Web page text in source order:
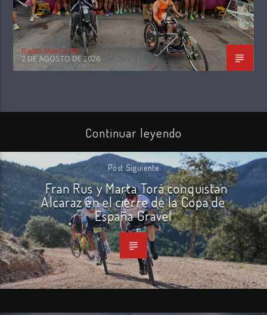
Radio Marca AB
2 DE AGOSTO DE 2026
Continuar leyendo
Post Siguiente
Fran Rus y Marta Torá conquistan
Alcaraz en el cierre de la Copa de
España Gravel